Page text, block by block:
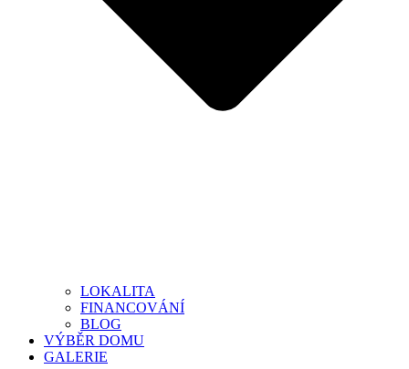
LOKALITA
FINANCOVÁNÍ
BLOG
VÝBĚR DOMU
GALERIE